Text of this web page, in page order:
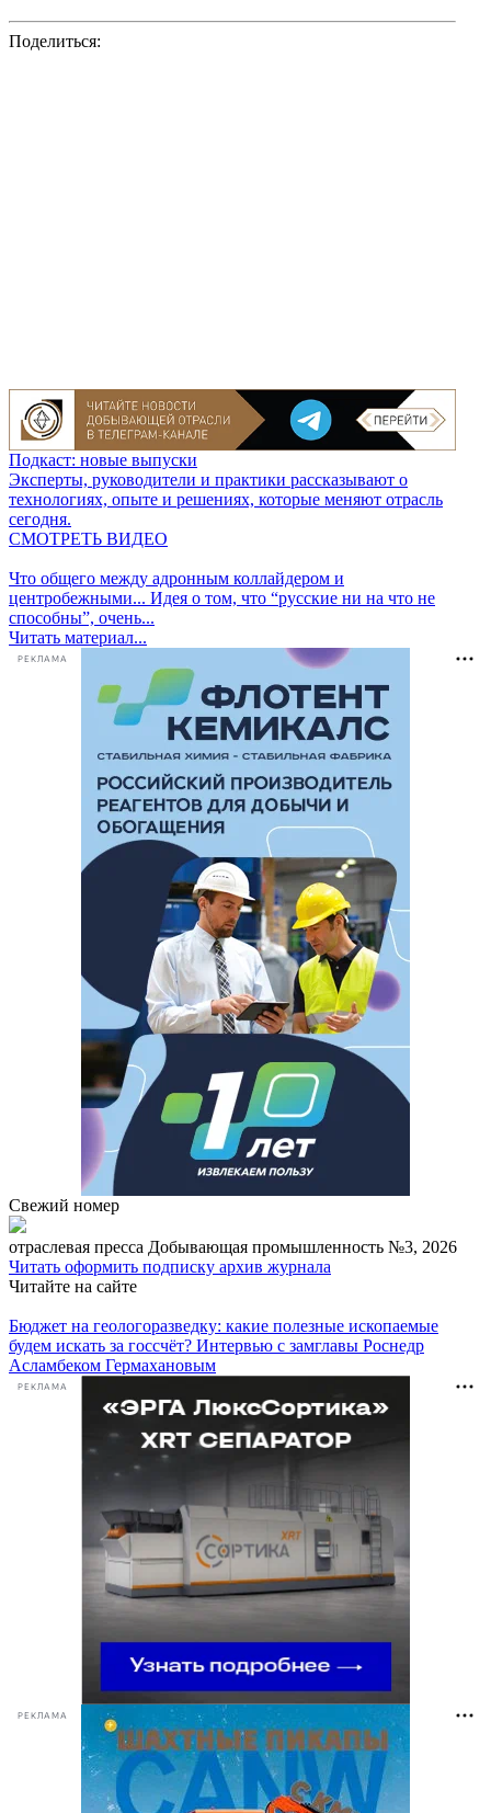
Поделиться:
Подкаст: новые выпуски
Эксперты, руководители и практики рассказывают о
технологиях, опыте и решениях, которые меняют отрасль
сегодня.
СМОТРЕТЬ ВИДЕО
Что общего между адронным коллайдером и
центробежными... Идея о том, что “русские ни на что не
способны”, очень...
Читать материал...
РЕКЛАМА
Свежий номер
отраcлевая пресса Добывающая промышленность №3, 2026
Читать оформить подписку архив журнала
Читайте на сайте
Бюджет на геологоразведку: какие полезные ископаемые
будем искать за госсчёт? Интервью с замглавы Роснедр
Асламбеком Гермахановым
РЕКЛАМА
РЕКЛАМА